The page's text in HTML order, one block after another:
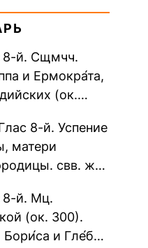
8-й. Сщмчч.
и Ермокра́та,
(ок.
8-й. Успение
матери
свв. жен
8-й. Мц.
(ок. 300).
Бори́са и Гле́ба,